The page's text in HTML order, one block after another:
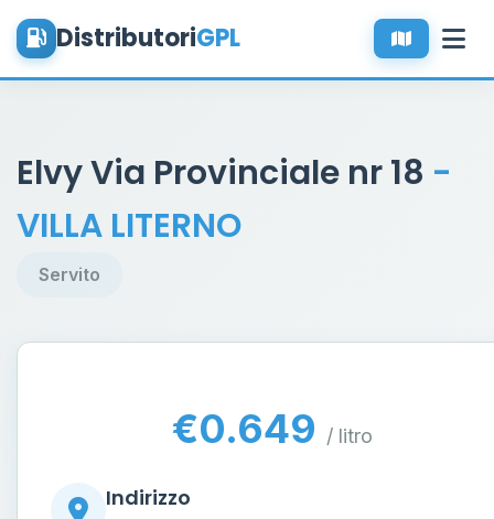
DistributoriGPL
Elvy Via Provinciale nr 18 -
VILLA LITERNO
Servito
€0.649 / litro
Indirizzo